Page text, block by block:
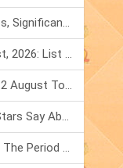
Shravan Somvar Vrat 2026: Dates, Significance & Rituals In August
Weekly Horoscope 3 To 9 August, 2026: List Of Fasts & Festivals
Numerology Weekly Horoscope: 2 August To 8 August, 2026
Friendship Day 2026: What The Stars Say About Your Best Friend!
Mars Transit In Gemini: Embrace The Period Full Of Energy & Intelligence